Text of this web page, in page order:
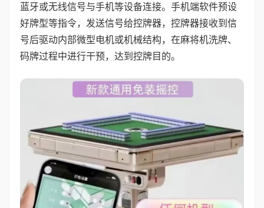
蓝牙或无线信号与手机等设备连接。手机端软件预设
好牌型等指令，发送信号给控牌器，控牌器接收到信
号后驱动内部微型电机或机械结构，在麻将机洗牌、
码牌过程中进行干预，达到控牌目的。